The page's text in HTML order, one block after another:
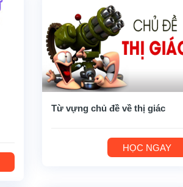
Từ vựng chủ đề về thị giác
HỌC NGAY